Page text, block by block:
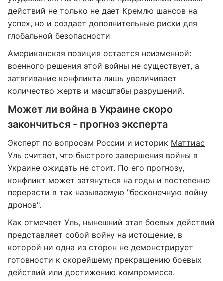
действий не только не дает Кремлю шансов на
успех, но и создает дополнительные риски для
глобальной безопасности.
Американская позиция остается неизменной:
военного решения этой войны не существует, а
затягивание конфликта лишь увеличивает
количество жертв и масштабы разрушений.
Может ли война в Украине скоро
закончиться - прогноз эксперта
Эксперт по вопросам России и историк Маттиас
Уль считает, что быстрого завершения войны в
Украине ожидать не стоит. По его прогнозу,
конфликт может затянуться на годы и постепенно
перерасти в так называемую "бесконечную войну
дронов".
Как отмечает Уль, нынешний этап боевых действий
представляет собой войну на истощение, в
которой ни одна из сторон не демонстрирует
готовности к скорейшему прекращению боевых
действий или достижению компромисса.